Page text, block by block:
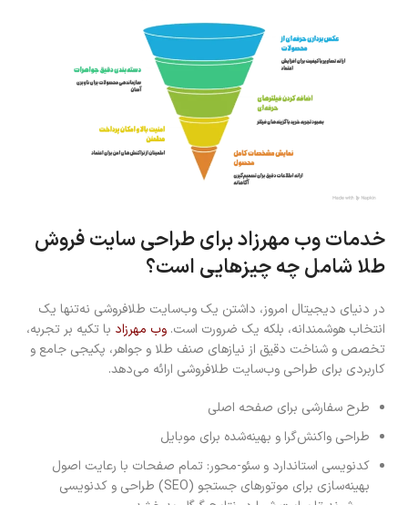
خدمات وب مهرزاد برای طراحی سایت فروش
طلا شامل چه چیزهایی است؟
در دنیای دیجیتال امروز، داشتن یک وب‌سایت طلافروشی نه‌تنها یک
انتخاب هوشمندانه، بلکه یک ضرورت است. وب مهرزاد با تکیه بر تجربه،
تخصص و شناخت دقیق از نیازهای صنف طلا و جواهر، پکیجی جامع و
کاربردی برای طراحی وب‌سایت طلافروشی ارائه می‌دهد.
طرح سفارشی برای صفحه اصلی
طراحی واکنش‌گرا و بهینه‌شده برای موبایل
کدنویسی استاندارد و سئو-محور: تمام صفحات با رعایت اصول
بهینه‌سازی برای موتورهای جستجو (SEO) طراحی و کدنویسی